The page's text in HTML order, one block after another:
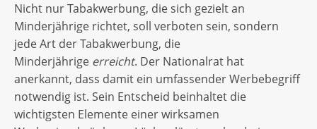
Nicht nur Tabakwerbung, die sich gezielt an
Minderjährige richtet, soll verboten sein, sondern
jede Art der Tabakwerbung, die
Minderjährige erreicht. Der Nationalrat hat
anerkannt, dass damit ein umfassender Werbebegriff
notwendig ist. Sein Entscheid beinhaltet die
wichtigsten Elemente einer wirksamen